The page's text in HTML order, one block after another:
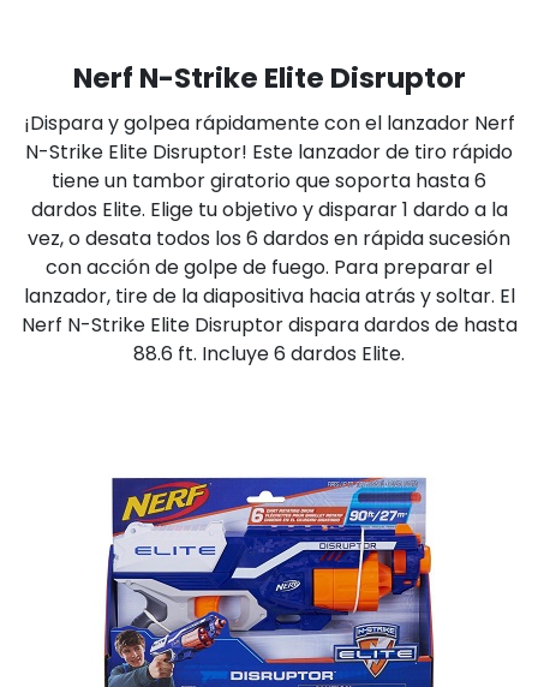
Nerf N-Strike Elite Disruptor
¡Dispara y golpea rápidamente con el lanzador Nerf
N-Strike Elite Disruptor! Este lanzador de tiro rápido
tiene un tambor giratorio que soporta hasta 6
dardos Elite. Elige tu objetivo y disparar 1 dardo a la
vez, o desata todos los 6 dardos en rápida sucesión
con acción de golpe de fuego. Para preparar el
lanzador, tire de la diapositiva hacia atrás y soltar. El
Nerf N-Strike Elite Disruptor dispara dardos de hasta
88.6 ft. Incluye 6 dardos Elite.